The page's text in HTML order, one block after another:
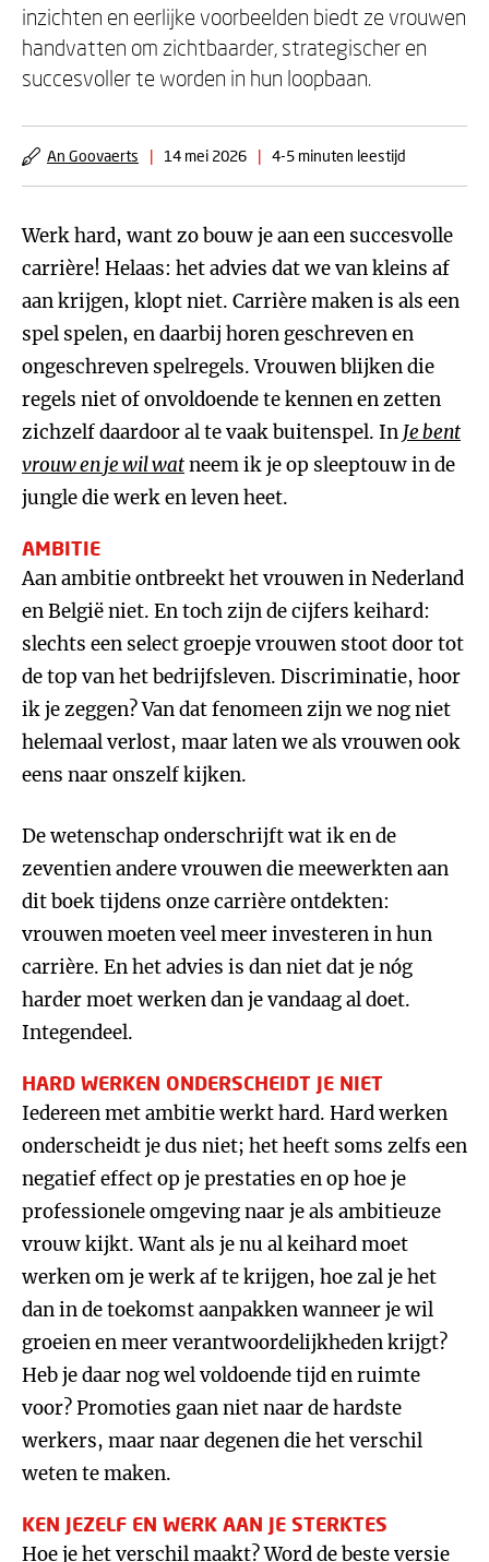
inzichten en eerlijke voorbeelden biedt ze vrouwen
handvatten om zichtbaarder, strategischer en
succesvoller te worden in hun loopbaan.
An Goovaerts | 14 mei 2026 | 4-5 minuten leestijd
Werk hard, want zo bouw je aan een succesvolle
carrière! Helaas: het advies dat we van kleins af
aan krijgen, klopt niet. Carrière maken is als een
spel spelen, en daarbij horen geschreven en
ongeschreven spelregels. Vrouwen blijken die
regels niet of onvoldoende te kennen en zetten
zichzelf daardoor al te vaak buitenspel. In Je bent
vrouw en je wil watneem ik je op sleeptouw in de
jungle die werk en leven heet.
AMBITIE
Aan ambitie ontbreekt het vrouwen in Nederland
en België niet. En toch zijn de cijfers keihard:
slechts een select groepje vrouwen stoot door tot
de top van het bedrijfsleven. Discriminatie, hoor
ik je zeggen? Van dat fenomeen zijn we nog niet
helemaal verlost, maar laten we als vrouwen ook
eens naar onszelf kijken.
De wetenschap onderschrijft wat ik en de
zeventien andere vrouwen die meewerkten aan
dit boek tijdens onze carrière ontdekten:
vrouwen moeten veel meer investeren in hun
carrière. En het advies is dan niet dat je nóg
harder moet werken dan je vandaag al doet.
Integendeel.
HARD WERKEN ONDERSCHEIDT JE NIET
Iedereen met ambitie werkt hard. Hard werken
onderscheidt je dus niet; het heeft soms zelfs een
negatief effect op je prestaties en op hoe je
professionele omgeving naar je als ambitieuze
vrouw kijkt. Want als je nu al keihard moet
werken om je werk af te krijgen, hoe zal je het
dan in de toekomst aanpakken wanneer je wil
groeien en meer verantwoordelijkheden krijgt?
Heb je daar nog wel voldoende tijd en ruimte
voor? Promoties gaan niet naar de hardste
werkers, maar naar degenen die het verschil
weten te maken.
KEN JEZELF EN WERK AAN JE STERKTES
Hoe je het verschil maakt? Word de beste versie